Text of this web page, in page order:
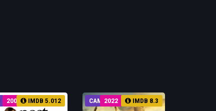
2009 IMDB 5.012 CAM 2022 IMDB 8.3